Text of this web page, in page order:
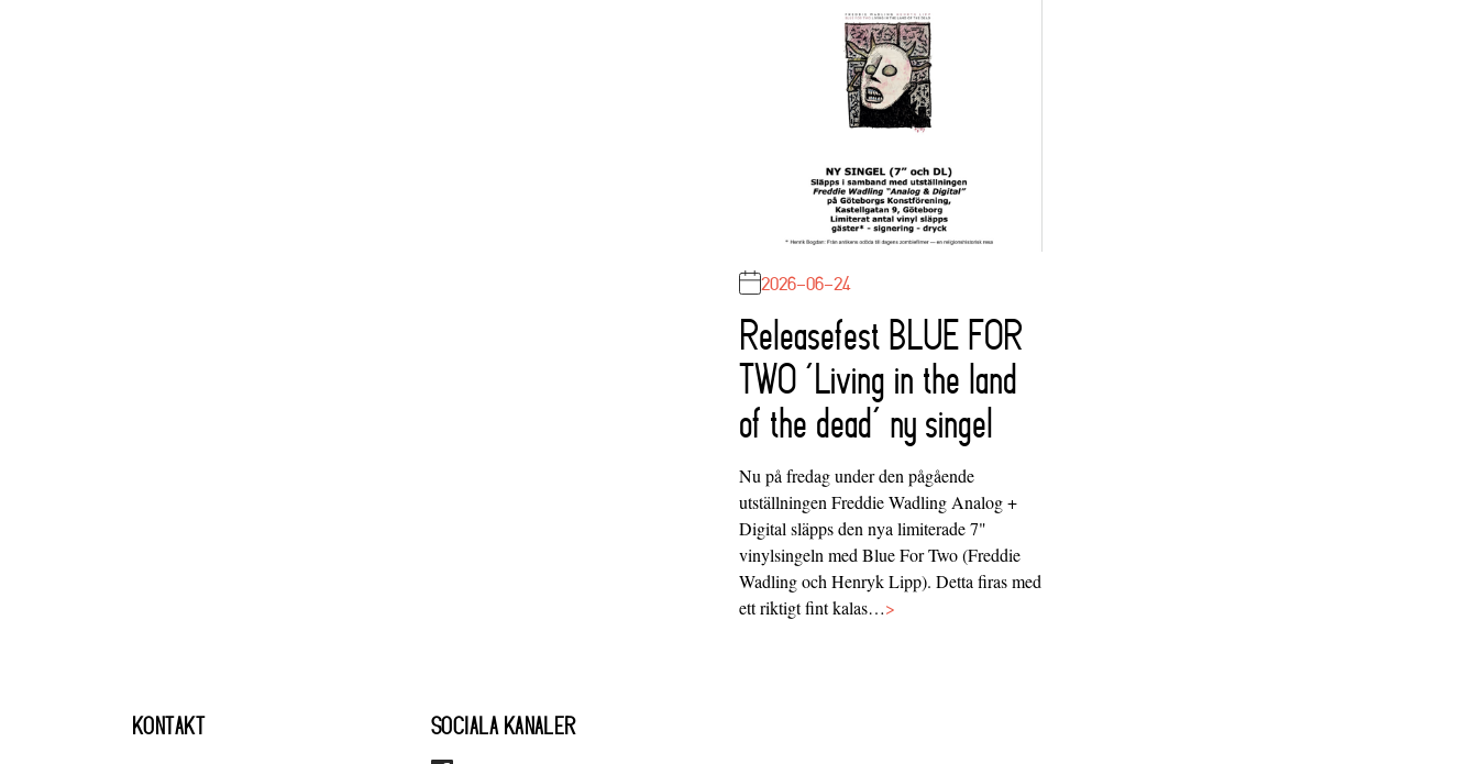
2026-06-24
Releasefest BLUE FOR
TWO ‘Living in the land
of the dead’ ny singel
Nu på fredag under den pågående
utställningen Freddie Wadling Analog +
Digital släpps den nya limiterade 7"
vinylsingeln med Blue For Two (Freddie
Wadling och Henryk Lipp). Detta firas med
ett riktigt fint kalas…>
KONTAKT SOCIALA KANALER